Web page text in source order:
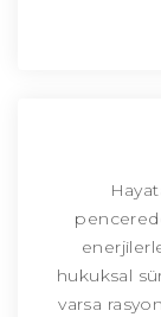
hukuksal
varsa